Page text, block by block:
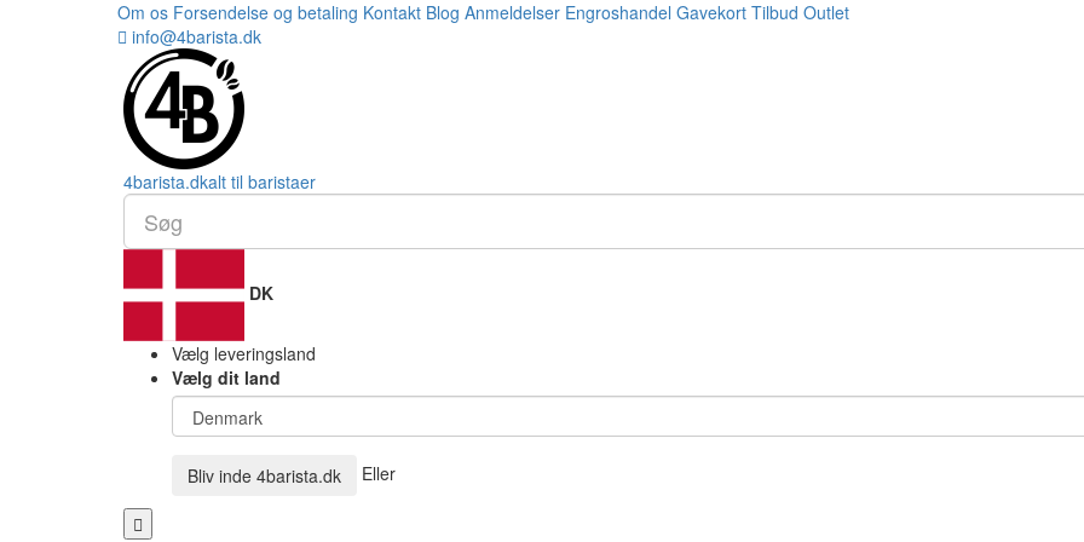
Om os Forsendelse og betaling Kontakt Blog Anmeldelser Engroshandel Gavekort Tilbud Outlet
info@4barista.dk
4barista.dkalt til baristaer
DK
Vælg leveringsland
Vælg dit land
Bliv inde 4barista.dk Eller